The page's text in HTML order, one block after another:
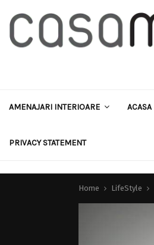
AMENAJARI INTERIOARE ACASA
PRIVACY STATEMENT
Home LifeStyle